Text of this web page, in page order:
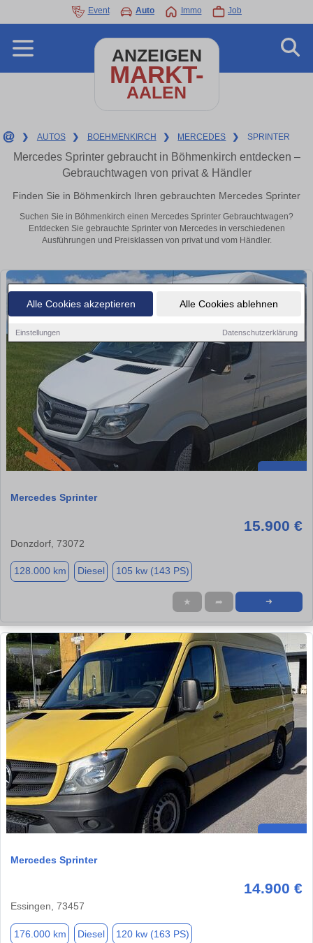
Alle Cookies akzeptieren Alle Cookies ablehnen
Einstellungen Datenschutzerklärung
Event Auto Immo Job
ANZEIGEN
MARKT-
AALEN
❯ AUTOS ❯ BOEHMENKIRCH ❯ MERCEDES ❯ SPRINTER
Mercedes Sprinter gebraucht in Böhmenkirch entdecken –
Gebrauchtwagen von privat & Händler
Finden Sie in Böhmenkirch Ihren gebrauchten Mercedes Sprinter
Suchen Sie in Böhmenkirch einen Mercedes Sprinter Gebrauchtwagen?
Entdecken Sie gebrauchte Sprinter von Mercedes in verschiedenen
Ausführungen und Preisklassen von privat und vom Händler.
Mercedes Sprinter
15.900 €
Donzdorf, 73072
128.000 km Diesel 105 kw (143 PS)
★ ➦ ➜
Mercedes Sprinter
14.900 €
Essingen­­­, 73457
176.000 km Diesel 120 kw (163 PS)